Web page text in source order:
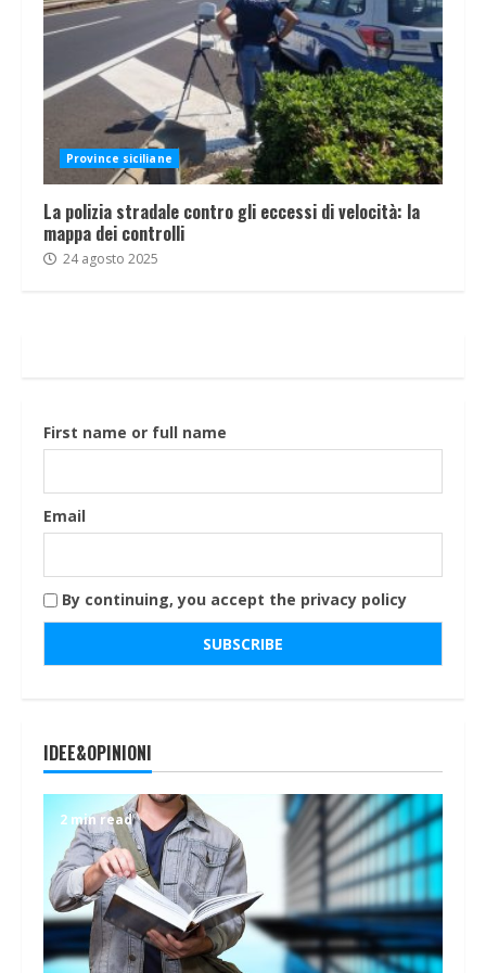
Province siciliane
La polizia stradale contro gli eccessi di velocità: la
mappa dei controlli
24 agosto 2025
First name or full name
Email
By continuing, you accept the privacy policy
IDEE&OPINIONI
2 min read